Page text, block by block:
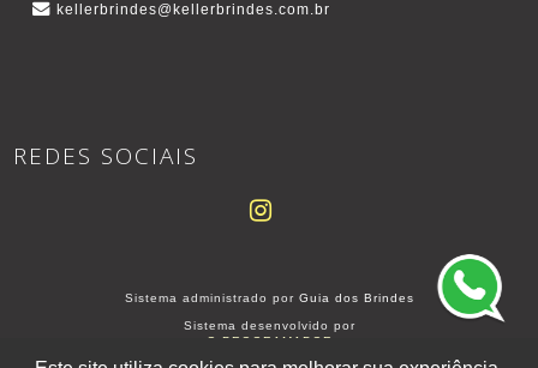
kellerbrindes@kellerbrindes.com.br
REDES SOCIAIS
Sistema administrado por Guia dos Brindes
Sistema desenvolvido por
O PROGRAMADOR